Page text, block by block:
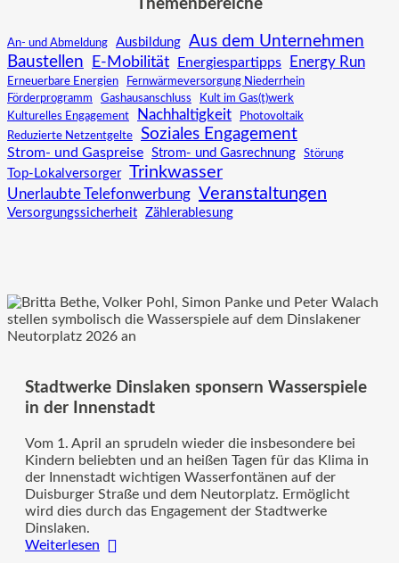
Themenbereiche
An- und Abmeldung Ausbildung Aus dem Unternehmen
Baustellen
E-Mobilität Energiespartipps Energy Run
Erneuerbare Energien
Fernwärmeversorgung Niederrhein
Förderprogramm
Gashausanschluss
Kult im Gas(t)werk
Kulturelles Engagement
Nachhaltigkeit
Photovoltaik
Reduzierte Netzentgelte
Soziales Engagement
Strom- und Gaspreise Strom- und Gasrechnung Störung
Top-Lokalversorger Trinkwasser
Unerlaubte Telefonwerbung Veranstaltungen
Versorgungssicherheit Zählerablesung
Stadtwerke Dinslaken sponsern Wasserspiele
in der Innenstadt
Vom 1. April an sprudeln wieder die insbesondere bei
Kindern beliebten und an heißen Tagen für das Klima in
der Innenstadt wichtigen Wasserfontänen auf der
Duisburger Straße und dem Neutorplatz. Ermöglicht
wird dies durch das Engagement der Stadtwerke
Dinslaken.
Weiterlesen